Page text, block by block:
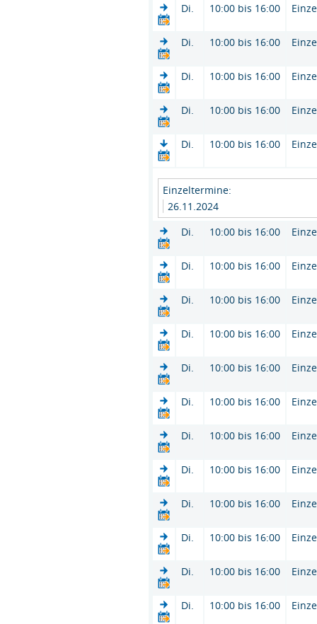
Di. 10:00 bis 16:00
Di. 10:00 bis 16:00
Di. 10:00 bis 16:00
Di. 10:00 bis 16:00
Di. 10:00 bis 16:00
Einzeltermine:
26.11.2024
Di.
10:00 bis 16:00
Di. 10:00 bis 16:00
Di. 10:00 bis 16:00
Di. 10:00 bis 16:00
Di. 10:00 bis 16:00
Di. 10:00 bis 16:00
Di. 10:00 bis 16:00
Di. 10:00 bis 16:00
Di. 10:00 bis 16:00
Di. 10:00 bis 16:00
Di. 10:00 bis 16:00
Di. 10:00 bis 16:00